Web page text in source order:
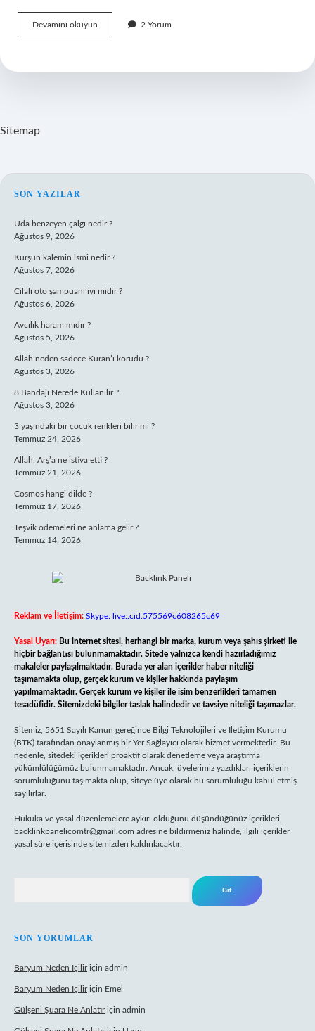
Devamını okuyun Bebekler
Ne
Uyumaya
2 Yorum
Sitemap
SIDEBAR
SON YAZILAR
Uda benzeyen çalgı nedir ?
Ağustos 9, 2026
Kurşun kalemin ismi nedir ?
Ağustos 7, 2026
Cilalı oto şampuanı iyi midir ?
Ağustos 6, 2026
Avcılık haram mıdır ?
Ağustos 5, 2026
Allah neden sadece Kuran’ı korudu ?
Ağustos 3, 2026
8 Bandajı Nerede Kullanılır ?
Ağustos 3, 2026
3 yaşındaki bir çocuk renkleri bilir mi ?
Temmuz 24, 2026
Allah, Arş’a ne istiva etti ?
Temmuz 21, 2026
Cosmos hangi dilde ?
Temmuz 17, 2026
Teşvik ödemeleri ne anlama gelir ?
Temmuz 14, 2026
Reklam ve İletişim: Skype: live:.cid.575569c608265c69
Yasal Uyarı: Bu internet sitesi, herhangi bir marka, kurum veya şahıs şirketi ile
hiçbir bağlantısı bulunmamaktadır. Sitede yalnızca kendi hazırladığımız
makaleler paylaşılmaktadır. Burada yer alan içerikler haber niteliği
taşımamakta olup, gerçek kurum ve kişiler hakkında paylaşım
yapılmamaktadır. Gerçek kurum ve kişiler ile isim benzerlikleri tamamen
tesadüfidir. Sitemizdeki bilgiler taslak halindedir ve tavsiye niteliği taşımazlar.
Sitemiz, 5651 Sayılı Kanun gereğince Bilgi Teknolojileri ve İletişim Kurumu
(BTK) tarafından onaylanmış bir Yer Sağlayıcı olarak hizmet vermektedir. Bu
nedenle, sitedeki içerikleri proaktif olarak denetleme veya araştırma
yükümlülüğümüz bulunmamaktadır. Ancak, üyelerimiz yazdıkları içeriklerin
sorumluluğunu taşımakta olup, siteye üye olarak bu sorumluluğu kabul etmiş
sayılırlar.
Hukuka ve yasal düzenlemelere aykırı olduğunu düşündüğünüz içerikleri,
backlinkpanelicomtr@gmail.com adresine bildirmeniz halinde, ilgili içerikler
yasal süre içerisinde sitemizden kaldırılacaktır.
SON YORUMLAR
Baryum Neden Içiliriçin admin
Baryum Neden Içiliriçin Emel
Gülşeni Şuara Ne Anlatıriçin admin